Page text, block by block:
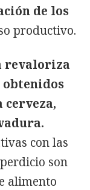
de los
productivo.
revaloriza
obtenidos
con las
son
alimento